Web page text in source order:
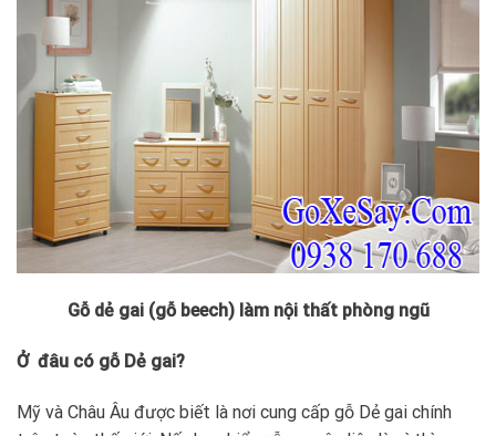
Gỗ dẻ gai (gỗ beech) làm nội thất phòng ngũ
Ở đâu có gỗ Dẻ gai?
Mỹ và Châu Âu được biết là nơi cung cấp gỗ Dẻ gai chính